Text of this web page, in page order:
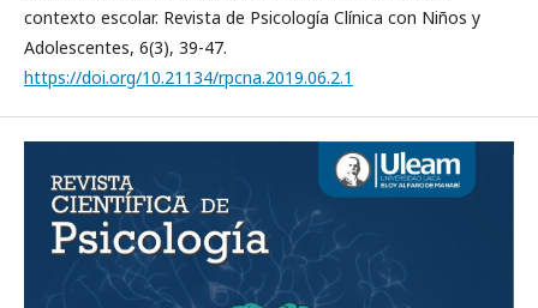
contexto escolar. Revista de Psicología Clínica con Niños y
Adolescentes, 6(3), 39-47.
https://doi.org/10.21134/rpcna.2019.06.2.1